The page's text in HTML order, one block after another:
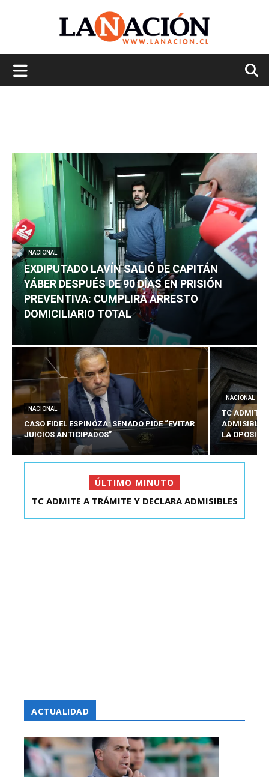
NACIONAL
EXDIPUTADO LAVÍN SALIÓ DE CAPITÁN
YÁBER DESPUÉS DE 90 DÍAS EN PRISIÓN
PREVENTIVA: CUMPLIRÁ ARRESTO
DOMICILIARIO TOTAL
NACIONAL
CASO FIDEL ESPINOZA: SENADO PIDE “EVITAR
JUICIOS ANTICIPADOS”
NACIONAL
TC ADMITE
ADMISIBLES
LA
ÚLTIMO MINUTO
EXDIPUTADO LAVÍN SALIÓ DE CAPITÁN YÁBER
TC ADMITE A TRÁMITE Y DECLARA ADMISIBLES
ACTUALIDAD